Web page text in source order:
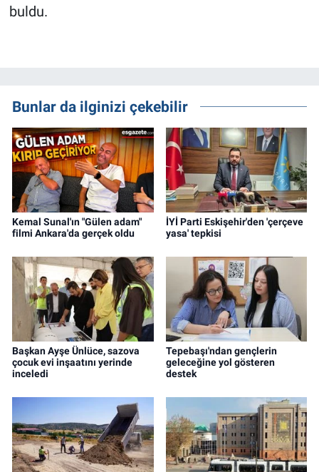
buldu.
Bunlar da ilginizi çekebilir
Kemal Sunal'ın "Gülen adam"
filmi Ankara'da gerçek oldu
İYİ Parti Eskişehir'den 'çerçeve
yasa' tepkisi
Başkan Ayşe Ünlüce, sazova
çocuk evi inşaatını yerinde
inceledi
Tepebaşı'ndan gençlerin
geleceğine yol gösteren
destek